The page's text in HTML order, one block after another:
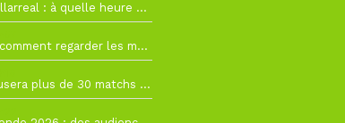
RC Lens – Villarreal : à quelle heure et sur quelle chaîne voir la finale de la Como Cup ?
Como Cup : comment regarder les matchs du RC Lens en direct ?
Ligue 1+ diffusera plus de 30 matchs amicaux avant la reprise de la Ligue 1